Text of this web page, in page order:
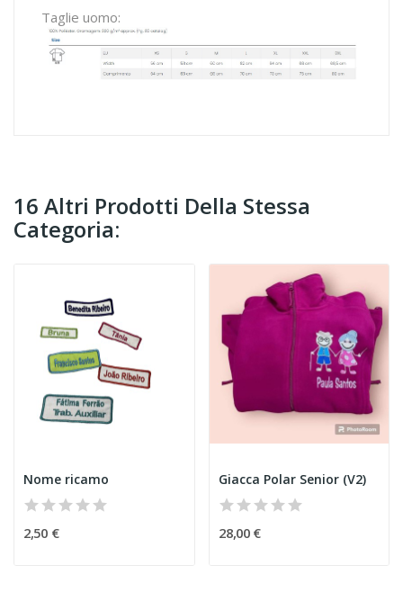
Taglie uomo:
16 Altri Prodotti Della Stessa
Categoria:
Nome ricamo
2,50 €
Giacca Polar Senior (V2)
28,00 €